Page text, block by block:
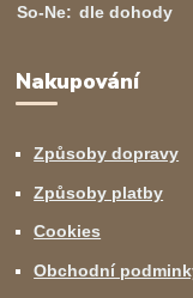
So-Ne: dle dohody
Nakupování
Způsoby dopravy
Způsoby platby
Cookies
Obchodní